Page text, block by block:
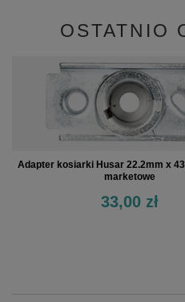
OSTATNIO
Adapter kosiarki Husar 22.2mm x
marketowe
33,00 zł